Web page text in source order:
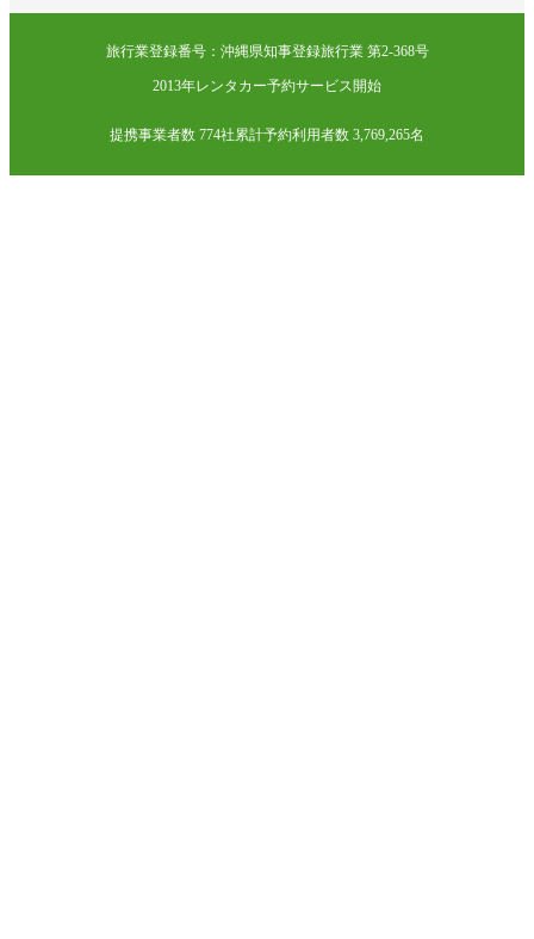
旅行業登録番号：沖縄県知事登録旅行業 第2-368号
2013年レンタカー予約サービス開始
提携事業者数 774社累計予約利用者数 3,769,265名